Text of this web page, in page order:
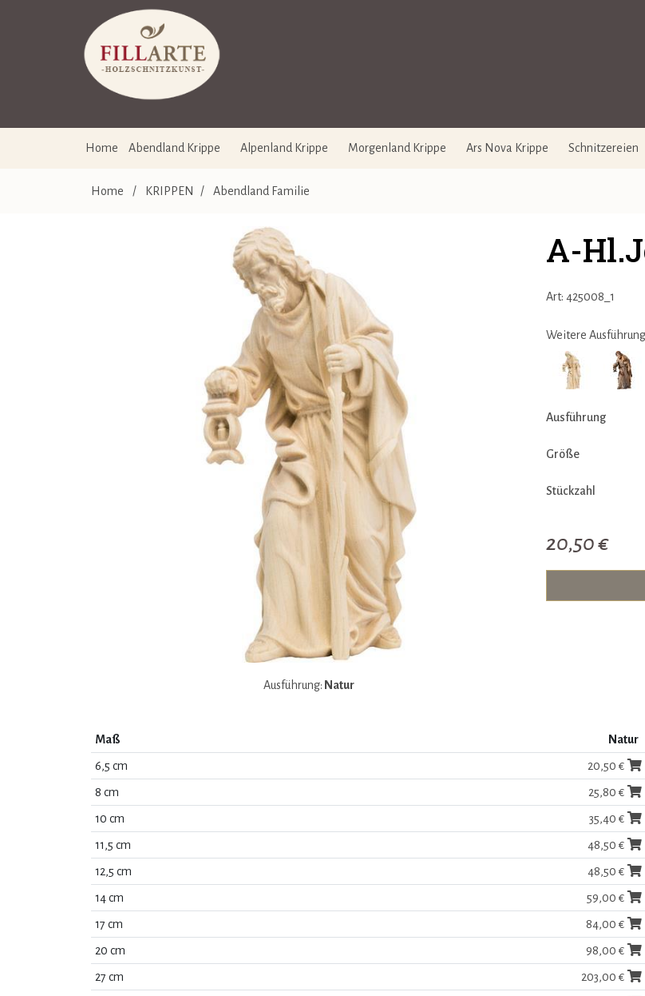
Home Abendland Krippe Alpenland Krippe Morgenland Krippe Ars Nova Krippe Schnitzereien
Home / KRIPPEN / Abendland Familie
Ausführung: Natur
A-
Art: 425008_1
Weitere
Ausführung
Größe
Stückzahl
20,50 €
Maß Natur
6,5 cm 20,50 €
8 cm 25,80 €
10 cm 35,40 €
11,5 cm 48,50 €
12,5 cm 48,50 €
14 cm 59,00 €
17 cm 84,00 €
20 cm 98,00 €
27 cm 203,00 €